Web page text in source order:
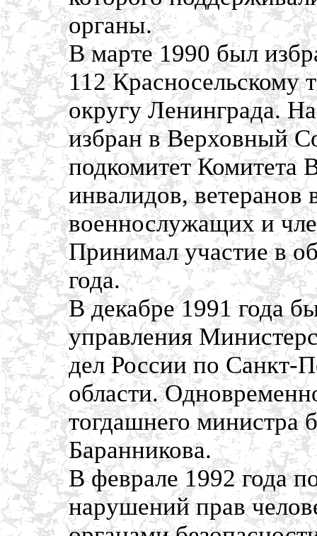
органы.
В марте 1990 был
112 Красносельскому
округу Ленинграда.
избран в Верховный
подкомитет Комитета
инвалидов,
военнослужащих и
Принимал участие в
года.
В декабре 1991 года
управления
дел России по Санкт-
области.
тогдашнего министра
Баранникова.
В феврале 1992 года
нарушений прав